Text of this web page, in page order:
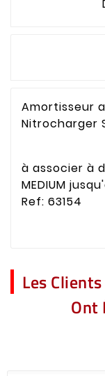
Amortisseur
Nitrocharger
à associer à
MEDIUM
Ref: 63154
Les
Ont